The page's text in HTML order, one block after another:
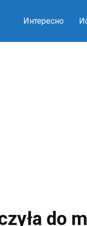
Интересно
do